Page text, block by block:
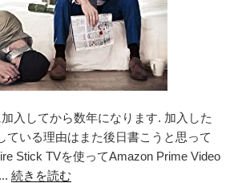
入してから数年になります. 加入した
ている理由はまた後日書こうと思って
Stick TVを使ってAmazon Prime Video
続きを読む